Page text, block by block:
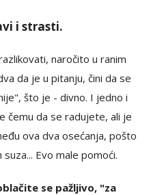
i strasti.
naročito u ranim
da je u pitanju, čini da se
što je - divno. I jedno i
čemu da se radujete, ali je
ova dva osećanja, pošto
Evo male pomoći.
se pažljivo, "za